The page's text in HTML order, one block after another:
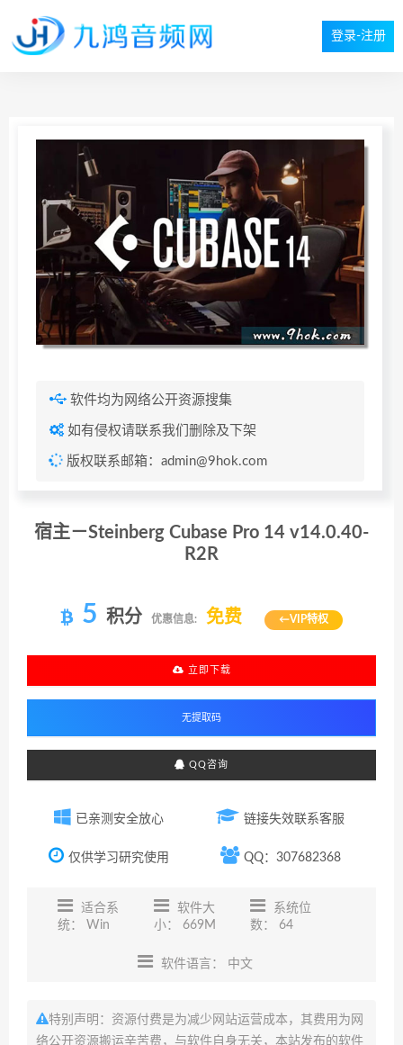
登录-注册
软件均为网络公开资源搜集
如有侵权请联系我们删除及下架
版权联系邮箱：admin@9hok.com
宿主－Steinberg Cubase Pro 14 v14.0.40-
R2R
5 积分 优惠信息: 免费 ←VIP特权
立即下载
QQ咨询
已亲测安全放心
仅供学习研究使用
链接失效联系客服
QQ：307682368
适合系
统： Win
软件大
小： 669M
系统位
数： 64
软件语言： 中文
特别声明：资源付费是为减少网站运营成本，其费用为网
络公开资源搬运辛苦费，与软件自身无关，本站发布的软件